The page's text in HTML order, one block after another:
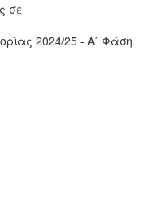
σε
2024/25 - Α΄ Φάση